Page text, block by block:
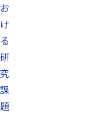
お
け
る
研
究
課
題